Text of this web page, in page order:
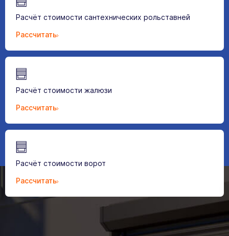
Расчёт стоимости сантехнических рольставней
Рассчитать
Расчёт стоимости жалюзи
Рассчитать
Расчёт стоимости ворот
Рассчитать